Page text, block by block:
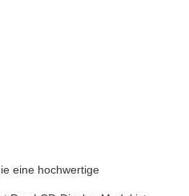
eine hochwertige